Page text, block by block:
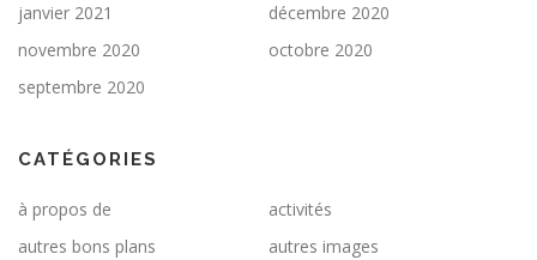
janvier 2021
décembre 2020
novembre 2020
octobre 2020
septembre 2020
CATÉGORIES
à propos de
activités
autres bons plans
autres images